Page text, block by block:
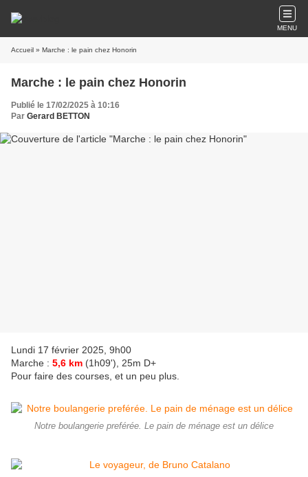
MENU
Accueil » Marche : le pain chez Honorin
Marche : le pain chez Honorin
Publié le 17/02/2025 à 10:16
Par Gerard BETTON
Lundi 17 février 2025, 9h00
Marche : 5,6 km (1h09'), 25m D+
Pour faire des courses, et un peu plus.
Notre boulangerie preférée. Le pain de ménage est un délice